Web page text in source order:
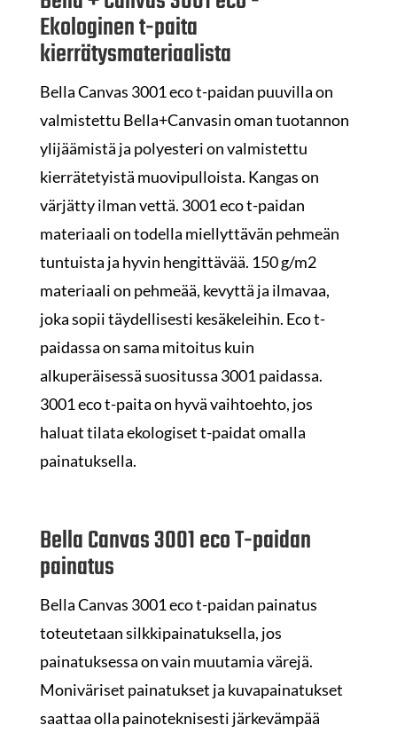
Ekologinen t-paita
kierrätysmateriaalista
Bella Canvas 3001 eco t-paidan puuvilla on
valmistettu Bella+Canvasin oman tuotannon
ylijäämistä ja polyesteri on valmistettu
kierrätetyistä muovipulloista. Kangas on
värjätty ilman vettä. 3001 eco t-paidan
materiaali on todella miellyttävän pehmeän
tuntuista ja hyvin hengittävää. 150 g/m2
materiaali on pehmeää, kevyttä ja ilmavaa,
joka sopii täydellisesti kesäkeleihin. Eco t-
paidassa on sama mitoitus kuin
alkuperäisessä suositussa 3001 paidassa.
3001 eco t-paita on hyvä vaihtoehto, jos
haluat tilata ekologiset t-paidat omalla
painatuksella.
Bella Canvas 3001 eco T-paidan
painatus
Bella Canvas 3001 eco t-paidan painatus
toteutetaan silkkipainatuksella, jos
painatuksessa on vain muutamia värejä.
Moniväriset painatukset ja kuvapainatukset
saattaa olla painoteknisesti järkevämpää